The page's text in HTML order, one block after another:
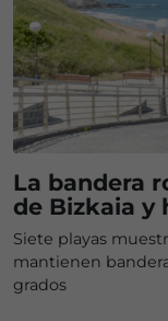
La bandera
de Bizkaia y
Siete playas
mantienen
grados